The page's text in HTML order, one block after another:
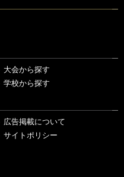
大会から探す
学校から探す
広告掲載について
サイトポリシー